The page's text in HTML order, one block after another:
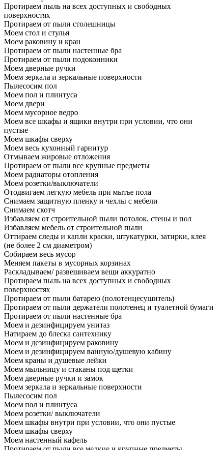
Протираем пыль на всех доступных и свободных
поверхностях
Протираем от пыли столешницы
Моем стол и стулья
Моем раковину и кран
Протираем от пыли настенные бра
Протираем от пыли подоконники
Моем дверные ручки
Моем зеркала и зеркальные поверхности
Пылесосим пол
Моем пол и плинтуса
Моем двери
Моем мусорное ведро
Моем все шкафы и ящики внутри при условии, что они
пустые
Моем шкафы сверху
Моем весь кухонный гарнитур
Отмываем жировые отложения
Протираем от пыли все крупные предметы
Моем радиаторы отопления
Моем розетки/выключатели
Отодвигаем легкую мебель при мытье пола
Снимаем защитную пленку и чехлы с мебели
Снимаем скотч
Избавляем от строительной пыли потолок, стены и пол
Избавляем мебель от строительной пыли
Оттираем следы и капли краски, штукатурки, затирки, клея
(не более 2 см диаметром)
Собираем весь мусор
Меняем пакеты в мусорных корзинах
Раскладываем/ развешиваем вещи аккуратно
Протираем пыль на всех доступных и свободных
поверхностях
Протираем от пыли батарею (полотенцесушитель)
Протираем от пыли держатели полотенец и туалетной бумаги
Протираем от пыли настенные бра
Моем и дезинфицируем унитаз
Натираем до блеска сантехнику
Моем и дезинфицируем раковину
Моем и дезинфицируем ванную/душевую кабину
Моем краны и душевые лейки
Моем мыльницу и стаканы под щетки
Моем дверные ручки и замок
Моем зеркала и зеркальные поверхности
Пылесосим пол
Моем пол и плинтуса
Моем розетки/ выключатели
Моем шкафы внутри при условии, что они пустые
Моем шкафы сверху
Моем настенный кафель